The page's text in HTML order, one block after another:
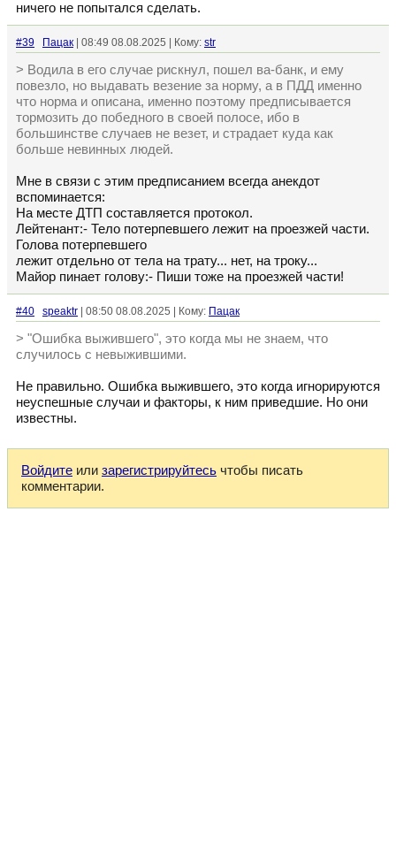
ничего не попытался сделать.
#39 Пацак | 08:49 08.08.2025 | Кому: str
> Водила в его случае рискнул, пошел ва-банк, и ему
повезло, но выдавать везение за норму, а в ПДД именно
что норма и описана, именно поэтому предписывается
тормозить до победного в своей полосе, ибо в
большинстве случаев не везет, и страдает куда как
больше невинных людей.
Мне в связи с этим предписанием всегда анекдот
вспоминается:
На месте ДТП составляется протокол.
Лейтенант:- Тело потерпевшего лежит на проезжей части.
Голова потерпевшего
лежит отдельно от тела на трату... нет, на троку...
Майор пинает голову:- Пиши тоже на проезжей части!
#40 speaktr | 08:50 08.08.2025 | Кому: Пацак
> "Ошибка выжившего", это когда мы не знаем, что
случилось с невыжившими.
Не правильно. Ошибка выжившего, это когда игнорируются
неуспешные случаи и факторы, к ним приведшие. Но они
известны.
Войдите или зарегистрируйтесь чтобы писать
комментарии.